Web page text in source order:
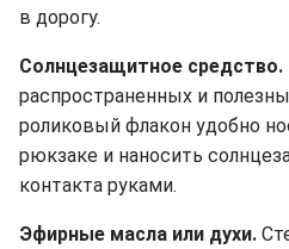
в дорогу.
Солнцезащитное средство.
распространенных и
роликовый флакон удобно
рюкзаке и наносить
контакта руками.
Эфирные масла или духи.